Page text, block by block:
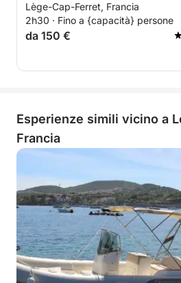
dell'isola degli uccelli,
Cap-Ferret)
Lège-Cap-Ferret, Francia
2h30 · Fino a {capacità} persone
da 150 €
Esperienze simili vicino a
Francia